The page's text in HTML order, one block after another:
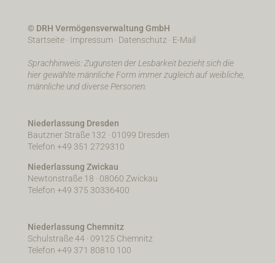
© DRH Vermögensverwaltung GmbH
Startseite· Impressum· Datenschutz · E-Mail
Sprachhinweis: Zugunsten der Lesbarkeit bezieht sich die
hier gewählte männliche Form immer zugleich auf weibliche,
männliche und diverse Personen.
Niederlassung Dresden
Bautzner Straße 132 · 01099 Dresden
Telefon +49 351 2729310
Niederlassung Zwickau
Newtonstraße 18 · 08060 Zwickau
Telefon +49 375 30336400
Niederlassung Chemnitz
Schulstraße 44 · 09125 Chemnitz
Telefon +49 371 80810 100